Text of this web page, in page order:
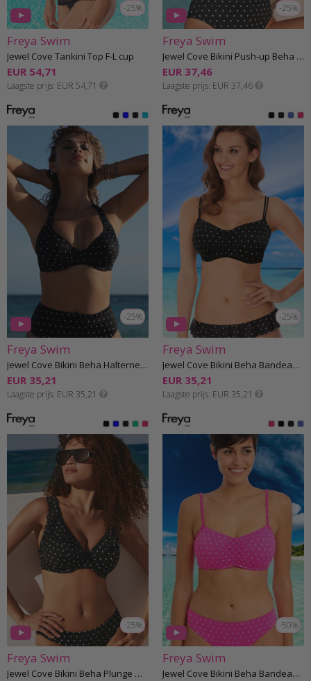
-25%
Freya Swim
Jewel Cove Tankini Top F-L cup
EUR 54,71
Laagste prijs EUR 54,71
-25%
Freya Swim
Jewel Cove Bikini Push-up Beha E-K cup
EUR 37,46
Laagste prijs EUR 37,46
-25%
Freya Swim
Jewel Cove Bikini Beha Halternek F-K cup
EUR 35,21
Laagste prijs EUR 35,21
-25%
Freya Swim
Jewel Cove Bikini Beha Bandeau F-I cup
EUR 35,21
Laagste prijs EUR 35,21
-25%
Freya Swim
Jewel Cove Bikini Beha Plunge G-K cup
-50%
Freya Swim
Jewel Cove Bikini Beha Bandeau F-I cup